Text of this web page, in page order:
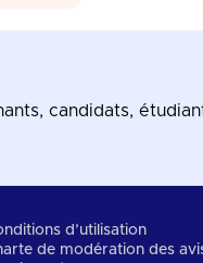
candidats,
d’utilisation
de modération des